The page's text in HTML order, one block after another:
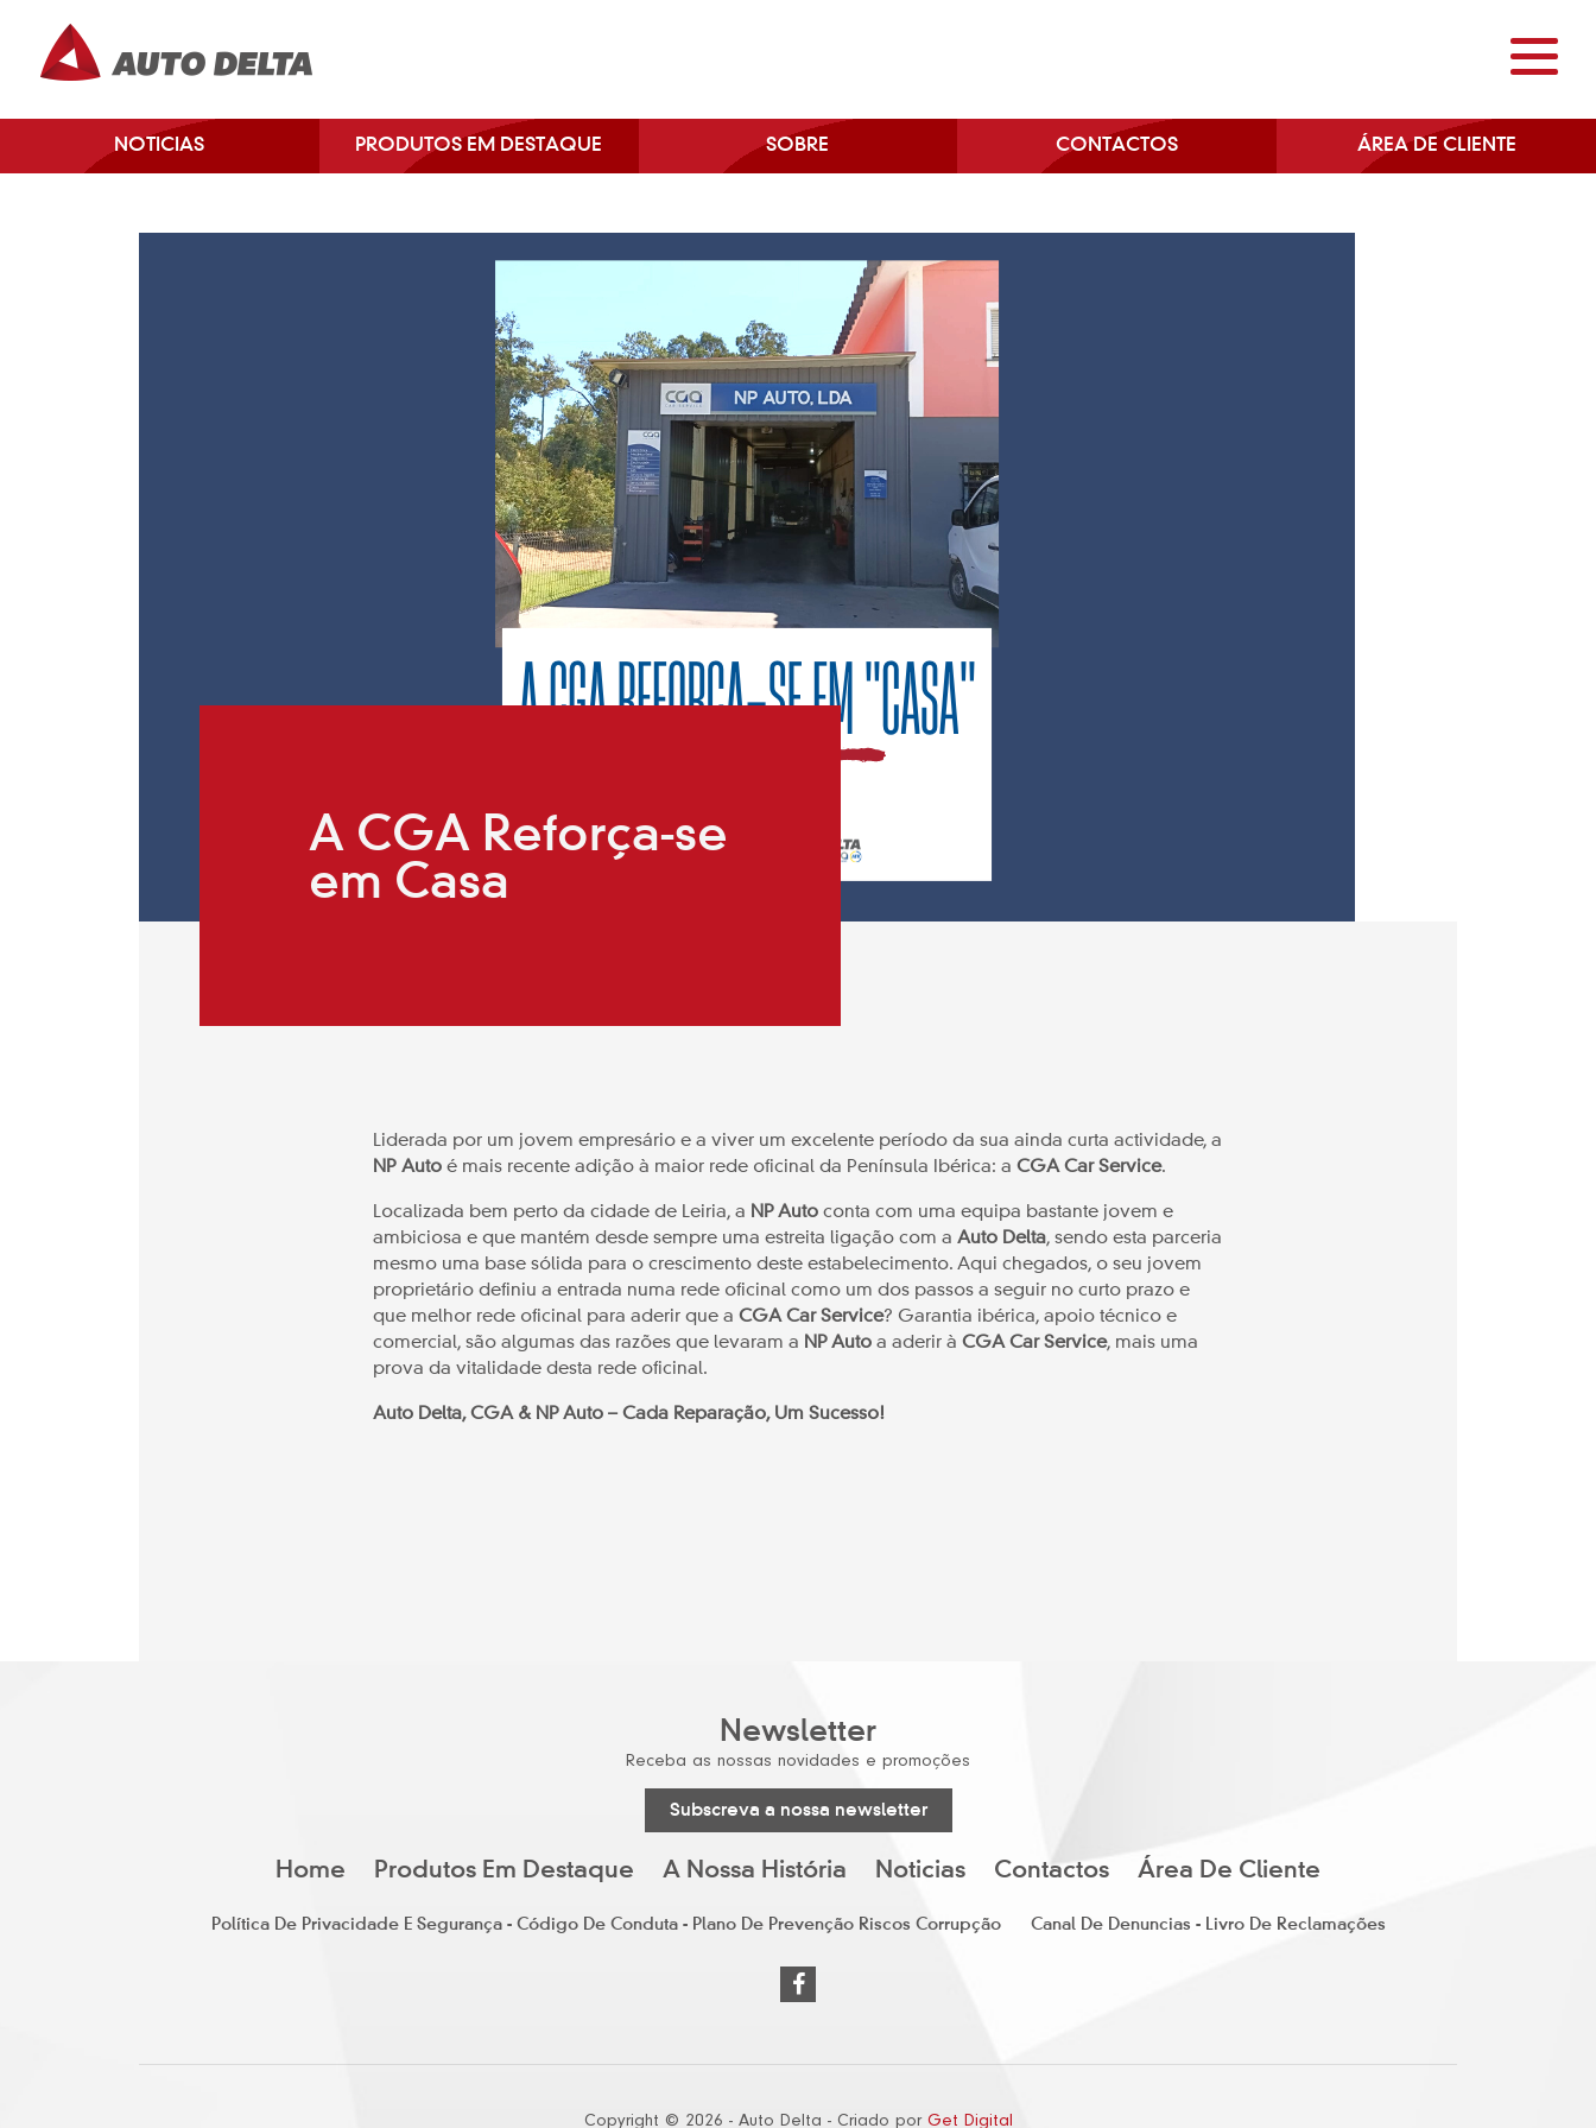
NOTICIAS PRODUTOS EM DESTAQUE SOBRE CONTACTOS ÁREA DE CLIENTE
A CGA Reforça-se
em Casa
Liderada por um jovem empresário e a viver um excelente período da sua ainda curta actividade, a
NP Autoé mais recente adição à maior rede oficinal da Península Ibérica: aCGA Car Service.
Localizada bem perto da cidade de Leiria, a NP Auto conta com uma equipa bastante jovem e
ambiciosa e que mantém desde sempre uma estreita ligação com aAuto Delta, sendo esta parceria
mesmo uma base sólida para o crescimento deste estabelecimento. Aqui chegados, o seu jovem
proprietário definiu a entrada numa rede oficinal como um dos passos a seguir no curto prazo e
que melhor rede oficinal para aderir que aCGA Car Service? Garantia ibérica, apoio técnico e
comercial, são algumas das razões que levaram a NP Auto a aderir àCGA Car Service, mais uma
prova da vitalidade desta rede oficinal.
Auto Delta, CGA & NP Auto – Cada Reparação, Um Sucesso!
Newsletter
Receba as nossas novidades e promoções
Subscreva a nossa newsletter
Home Produtos Em Destaque A Nossa História Noticias Contactos Área De Cliente
Política De Privacidade E Segurança - Código De Conduta - Plano De Prevenção Riscos Corrupção Canal De Denuncias - Livro De Reclamações
Copyright © 2026 - Auto Delta - Criado por Get Digital